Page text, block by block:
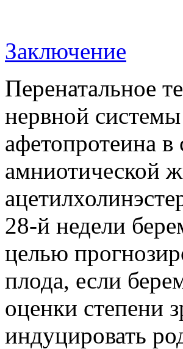
Заключение
Перенатальное
нервной
афетопротеина
амниотической
28-й недели
целью
плода, если
оценки степени
индуцировать